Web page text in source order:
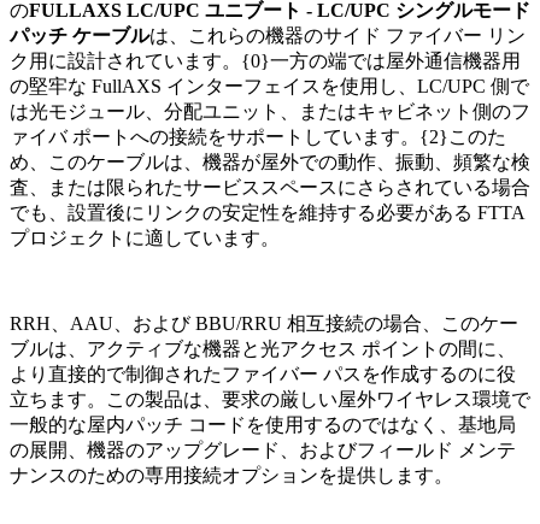
のFULLAXS LC/UPC ユニブート - LC/UPC シングルモード
パッチ ケーブルは、これらの機器のサイド ファイバー リン
ク用に設計されています。{0}一方の端では屋外通信機器用
の堅牢な FullAXS インターフェイスを使用し、LC/UPC 側で
は光モジュール、分配ユニット、またはキャビネット側のフ
ァイバ ポートへの接続をサポートしています。{2}このた
め、このケーブルは、機器が屋外での動作、振動、頻繁な検
査、または限られたサービススペースにさらされている場合
でも、設置後にリンクの安定性を維持する必要がある FTTA
プロジェクトに適しています。
RRH、AAU、および BBU/RRU 相互接続の場合、このケー
ブルは、アクティブな機器と光アクセス ポイントの間に、
より直接的で制御されたファイバー パスを作成するのに役
立ちます。この製品は、要求の厳しい屋外ワイヤレス環境で
一般的な屋内パッチ コードを使用するのではなく、基地局
の展開、機器のアップグレード、およびフィールド メンテ
ナンスのための専用接続オプションを提供します。